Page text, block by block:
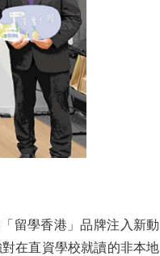
留學香港」品牌注入新動
在直資學校就讀的非本地